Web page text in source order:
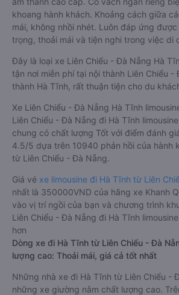
trình xa, mà còn mát mẻ và không hề bị
bọc da bình thường. Kèm theo các ghế có
đại như ti-vi, tủ lạnh mini, ổ cắm usb, đèn
âm thanh cao cấp. Có vách ngăn riêng
khoang hành khách. Khoảng cách giữa
mái, không nhồi nhét. Luôn đáp ứng được
trọng, thoải mái và tiện nghi trong việc di
Đây là loại xe Liên Chiểu - Đà Nẵng Hà
tận nơi miễn phí tại nội thành Liên Chiểu -
thành Hà Tĩnh, rất thuận tiện cho du
Xe Liên Chiểu - Đà Nẵng Hà Tĩnh
Liên Chiểu - Đà Nẵng đi Hà Tĩnh limousine
chung có chất lượng Tốt với điểm đánh
4.5/5 dựa trên 10940 phản hồi của hành
từ Liên Chiểu - Đà Nẵng.
Giá vé xe limousine đi Hà Tĩnh từ Liên
nhất là 350000VND của hãng xe Khanh
vào vị trí ngồi của bạn và chương trình
Liên Chiểu - Đà Nẵng đi Hà Tĩnh limousine
hơn
Dòng xe đi Hà Tĩnh từ Liên Chiểu - Đà